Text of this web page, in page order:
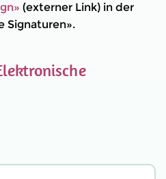
(externer Link) in der
Signaturen».